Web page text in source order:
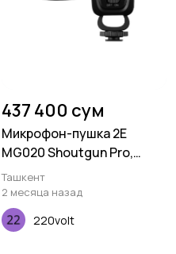
437 400 сум
Микрофон-пушка 2E
MG020 Shoutgun Pro,
on/of, 3.5mm
Ташкент
2 месяца назад
220volt